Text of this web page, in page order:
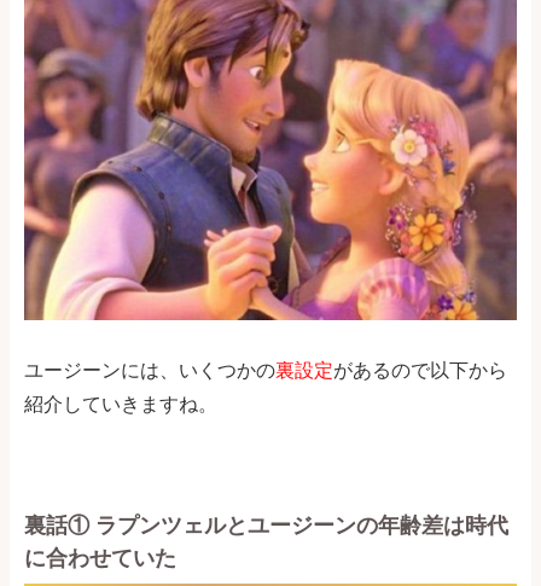
ユージーンには、いくつかの裏設定があるので以下から
紹介していきますね。
裏話① ラプンツェルとユージーンの年齢差は時代
に合わせていた